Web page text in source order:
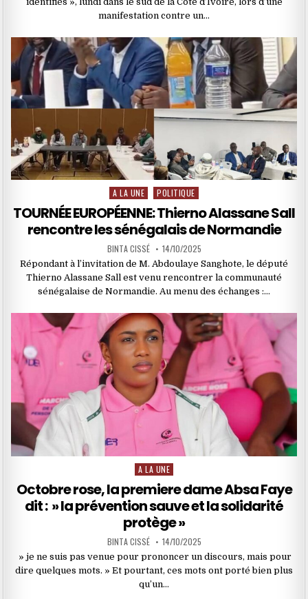
manifestation contre un…
Posted
in
A LA UNE POLITIQUE
TOURNÉE EUROPÉENNE: Thierno Alassane Sall
rencontre les sénégalais de Normandie
BINTA CISSÉ 14/10/2025
Répondant à l’invitation de M. Abdoulaye Sanghote, le député
Thierno Alassane Sall est venu rencontrer la communauté
sénégalaise de Normandie. Au menu des échanges :…
Posted
A LA UNE
Octobre rose, la premiere dame Absa Faye
dit : » la prévention sauve et la solidarité
protège »
BINTA CISSÉ 14/10/2025
» je ne suis pas venue pour prononcer un discours, mais pour
dire quelques mots. » Et pourtant, ces mots ont porté bien plus
qu’un…